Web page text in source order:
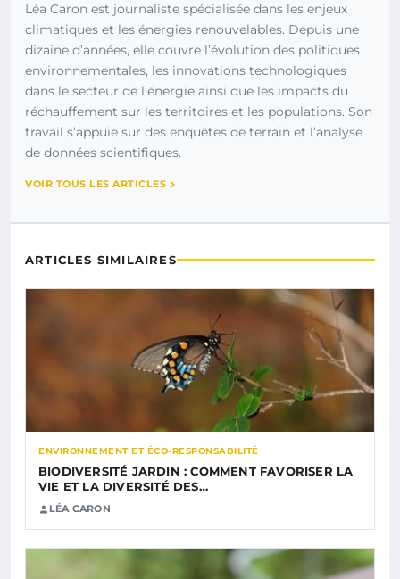
Léa Caron est journaliste spécialisée dans les enjeux
climatiques et les énergies renouvelables. Depuis une
dizaine d’années, elle couvre l’évolution des politiques
environnementales, les innovations technologiques
dans le secteur de l’énergie ainsi que les impacts du
réchauffement sur les territoires et les populations. Son
travail s’appuie sur des enquêtes de terrain et l’analyse
de données scientifiques.
VOIR TOUS LES ARTICLES
ARTICLES SIMILAIRES
ENVIRONNEMENT ET ÉCO-RESPONSABILITÉ
BIODIVERSITÉ JARDIN : COMMENT FAVORISER LA
VIE ET LA DIVERSITÉ DES…
LÉA CARON